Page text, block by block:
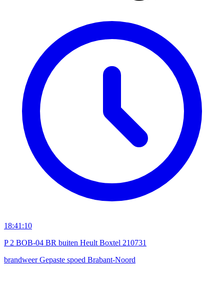
18:41:10
P 2 BOB-04 BR buiten Heult Boxtel 210731
brandweerGepaste spoed Brabant-Noord